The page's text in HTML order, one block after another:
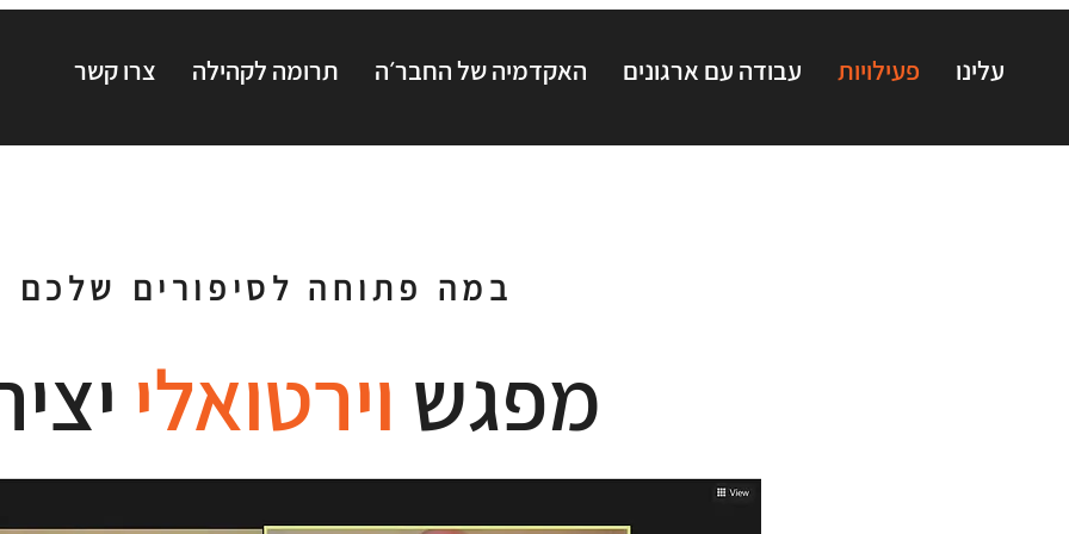
צרו קשר תרומה לקהילה האקדמיה של החבר׳ה עבודה עם ארגונים פעילויות עלינו
במה פתוחה לסיפורים שלכם
מפגש וירטואלי